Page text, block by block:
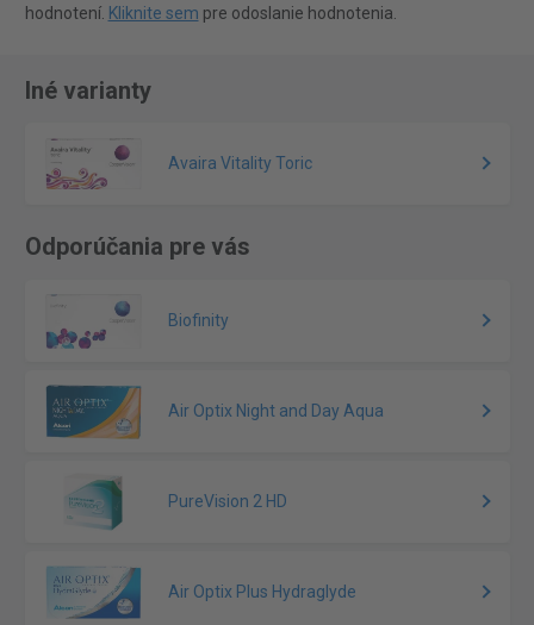
hodnotení. Kliknite sem pre odoslanie hodnotenia.
Iné varianty
Avaira Vitality Toric
Odporúčania pre vás
Biofinity
Air Optix Night and Day Aqua
PureVision 2 HD
Air Optix Plus Hydraglyde